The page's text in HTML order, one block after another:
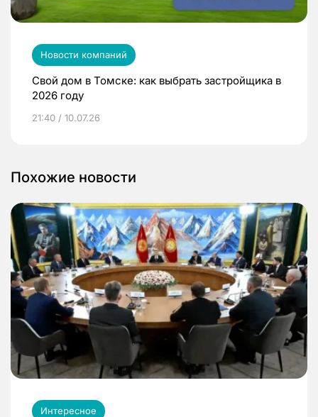
Новости компаний
Свой дом в Томске: как выбрать застройщика в
2026 году
21:40 / 10.07.26
Похожие новости
Интересное